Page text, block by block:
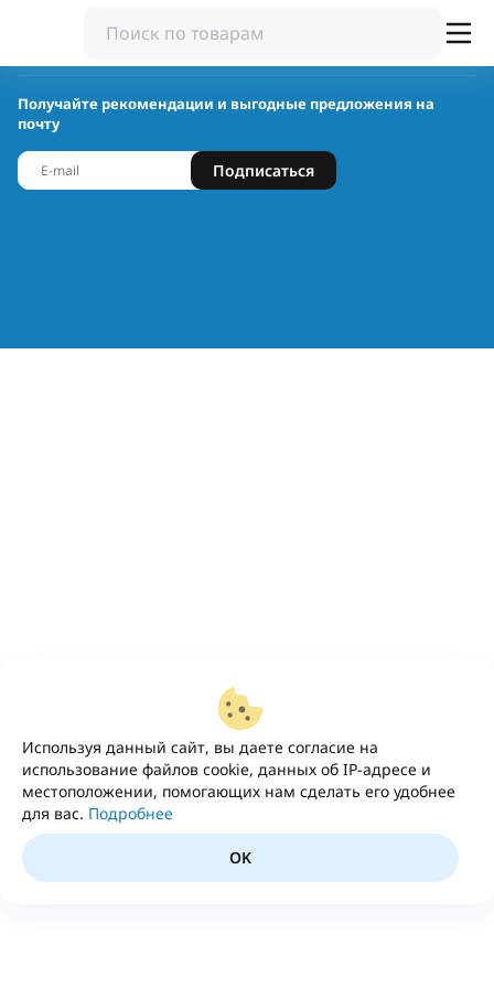
Используя данный сайт, вы даете согласие на
использование файлов cookie, данных об IP-адресе и
местоположении, помогающих нам сделать его удобнее
для вас. Подробнее
OK
Получайте рекомендации и выгодные предложения на
почту
Подписаться